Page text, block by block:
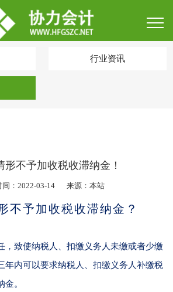
行业资讯
形不予加收税收滞纳金！
间：2022-03-14 来源：本站
不予加收税收滞纳金？
，致使纳税人、扣缴义务人未缴或者少缴
年内可以要求纳税人、扣缴义务人补缴税
。